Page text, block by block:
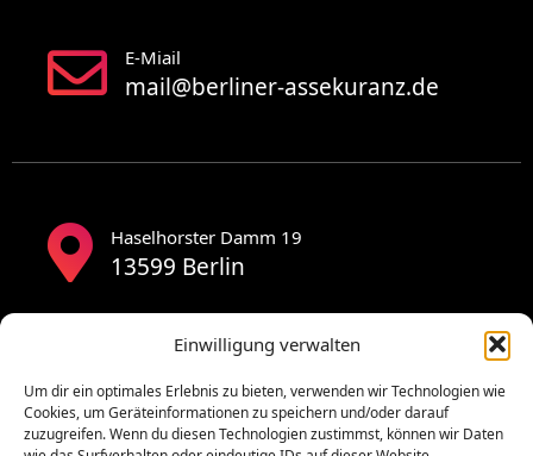
Einwilligung verwalten
Um dir ein optimales Erlebnis zu bieten, verwenden wir Technologien wie
Cookies, um Geräteinformationen zu speichern und/oder darauf
zuzugreifen. Wenn du diesen Technologien zustimmst, können wir Daten
E-Miail
mail@berliner-assekuranz.de
Haselhorster Damm 19
13599 Berlin